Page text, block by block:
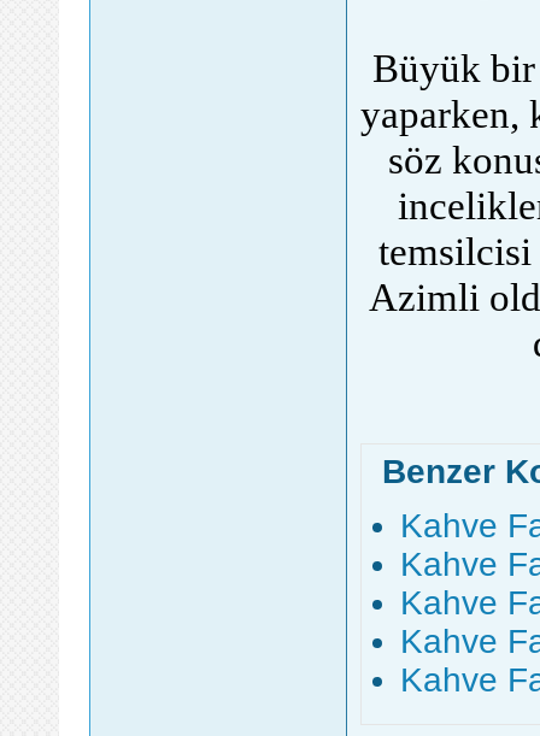
Büyük
yaparken,
söz
temsilcisi
Azimli
Benzer
Kahve
Kahve
Kahve
Kahve
Kahve